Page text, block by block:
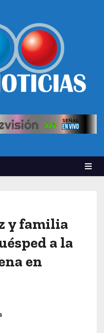
y familia
a la
en